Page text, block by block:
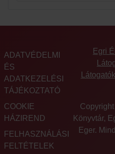
ADATVÉDELMI
ÉS
ADATKEZELÉSI
TÁJÉKOZTATÓ
COOKIE
HÁZIREND
FELHASZNÁLÁSI
FELTÉTELEK
Egri
Könyvtár,
Eger.